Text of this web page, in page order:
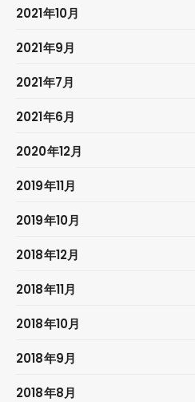
2021年10月
2021年9月
2021年7月
2021年6月
2020年12月
2019年11月
2019年10月
2018年12月
2018年11月
2018年10月
2018年9月
2018年8月